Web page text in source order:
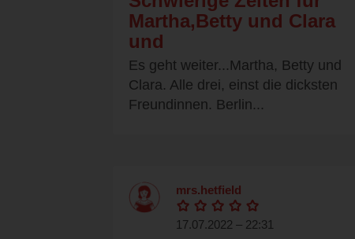
Martha,Betty und Clara
und
Es geht weiter...Martha, Betty und
Clara. Alle drei, einst die dicksten
Freundinnen. Berlin...
mrs.hetfield
17.07.2022 – 22:31